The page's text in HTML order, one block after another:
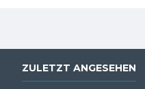
ZULETZT ANGESEHEN